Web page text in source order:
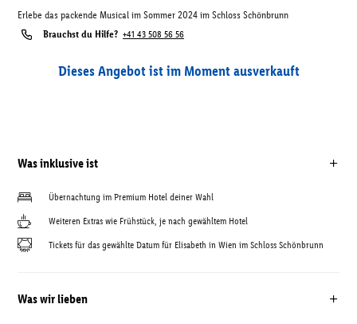
Erlebe das packende Musical im Sommer 2024 im Schloss Schönbrunn
Brauchst du Hilfe? +41 43 508 56 56
Dieses Angebot ist im Moment ausverkauft
Was inklusive ist
Übernachtung im Premium Hotel deiner Wahl
Weiteren Extras wie Frühstück, je nach gewähltem Hotel
Tickets für das gewählte Datum für Elisabeth in Wien im Schloss Schönbrunn
Was wir lieben